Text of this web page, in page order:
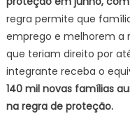
regra permite que
emprego e melhorem a
que teriam direito por
integrante receba o
140 mil novas famílias
na regra de proteção.